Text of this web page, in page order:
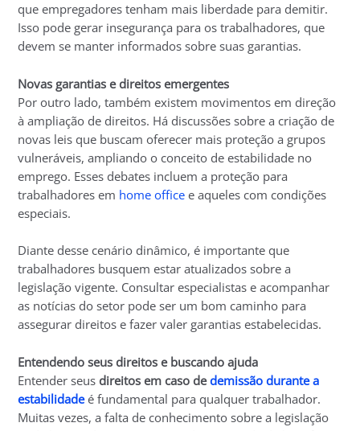
que empregadores tenham mais liberdade para demitir.
Isso pode gerar insegurança para os trabalhadores, que
devem se manter informados sobre suas garantias.
Novas garantias e direitos emergentes
Por outro lado, também existem movimentos em direção
à ampliação de direitos. Há discussões sobre a criação de
novas leis que buscam oferecer mais proteção a grupos
vulneráveis, ampliando o conceito de estabilidade no
emprego. Esses debates incluem a proteção para
trabalhadores em home office e aqueles com condições
especiais.
Diante desse cenário dinâmico, é importante que
trabalhadores busquem estar atualizados sobre a
legislação vigente. Consultar especialistas e acompanhar
as notícias do setor pode ser um bom caminho para
assegurar direitos e fazer valer garantias estabelecidas.
Entendendo seus direitos e buscando ajuda
Entender seusdireitos em caso dedemissão durante a
estabilidadeé fundamental para qualquer trabalhador.
Muitas vezes, a falta de conhecimento sobre a legislação